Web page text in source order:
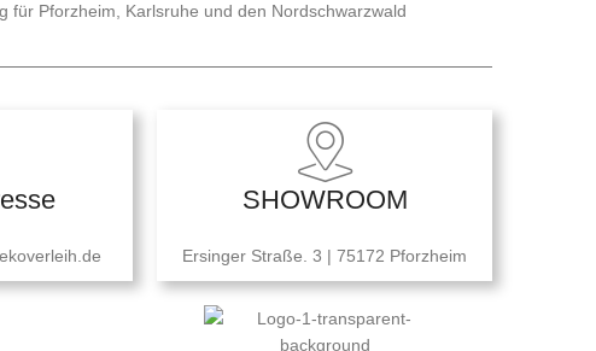
für Pforzheim, Karlsruhe und den Nordschwarzwald
SHOWROOM
Ersinger Straße. 3 | 75172 Pforzheim